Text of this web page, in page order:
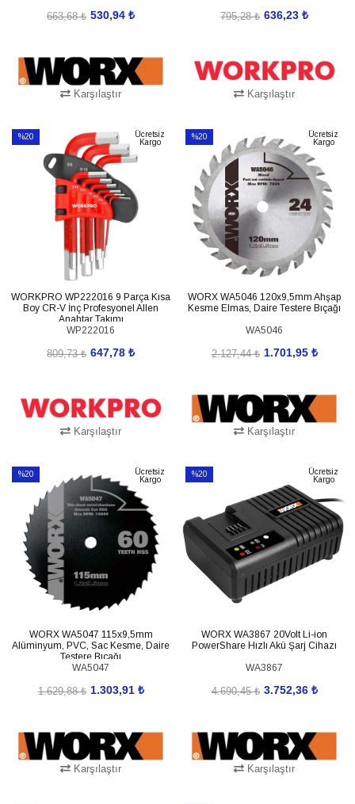
530,94 ₺
663,68 ₺
Karşılaştır
636,23 ₺
795,28 ₺
Karşılaştır
%20
%20İndirim
Ücretsiz
Kargo
WORKPRO WP222016 9 Parça Kısa
Boy CR-V İnç Profesyonel Allen
Anahtar Takımı
WP222016
647,78 ₺
809,73 ₺
Karşılaştır
%20
%20İndirim
Ücretsiz
Kargo
WORX WA5046 120x9,5mm Ahşap
Kesme Elmas, Daire Testere Bıçağı
WA5046
1.701,95 ₺
2.127,44 ₺
Karşılaştır
%20
%20İndirim
Ücretsiz
Kargo
WORX WA5047 115x9,5mm
Alüminyum, PVC, Sac Kesme, Daire
Testere Bıçağı
WA5047
1.303,91 ₺
1.629,88 ₺
Karşılaştır
%20
%20İndirim
Ücretsiz
Kargo
WORX WA3867 20Volt Li-ion
PowerShare Hızlı Akü Şarj Cihazı
WA3867
3.752,36 ₺
4.690,45 ₺
Karşılaştır